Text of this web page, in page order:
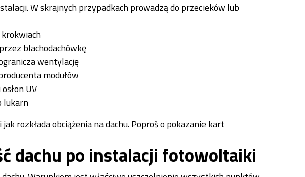
W skrajnych przypadkach prowadzą do przecieków lub
blachodachówkę
wentylację
modułów
UV
lukarn
rozkłada obciążenia na dachu. Poproś o pokazanie kart
dachu po instalacji fotowoltaiki